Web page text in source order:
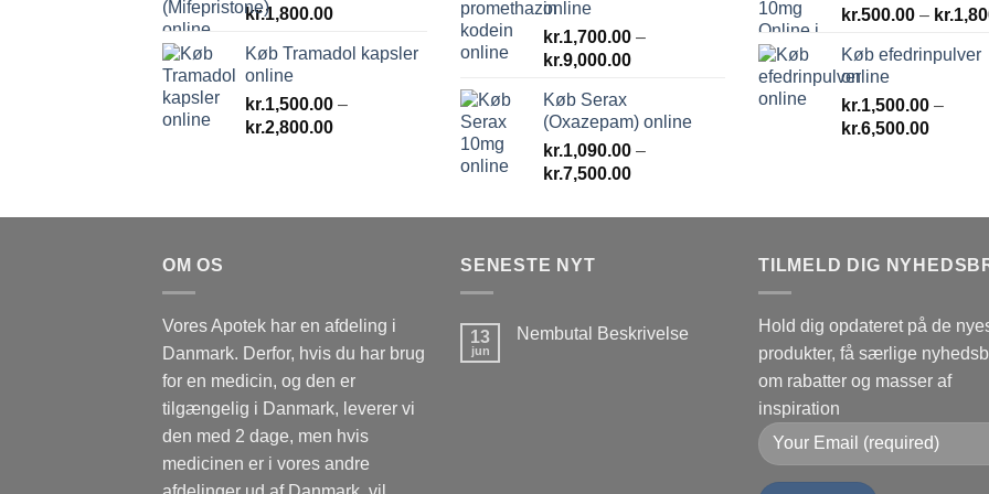
kr.1,800.00
Køb Tramadol kapsler
online
kr.1,500.00 –
kr.2,800.00Prisinterval:
online
kr.1,700.00 –
kr.9,000.00Prisinterval:
kr.9,000.00
Køb Serax
(Oxazepam) online
kr.1,090.00 –
kr.7,500.00Prisinterval:
til
kr.500.00 – kr.
Køb efedrinpulver
online
kr.1,500.00 –
kr.6,500.00
OM OS
Vores Apotek har en afdeling i
Danmark. Derfor, hvis du har brug
for en medicin, og den er
tilgængelig i Danmark, leverer vi
den med 2 dage, men hvis
medicinen er i vores andre
SENESTE NYT
13
jun
Nembutal Beskrivelse
TILMELD DIG
Hold dig opdateret på de
produkter, få særlige
om rabatter og masser af
inspiration